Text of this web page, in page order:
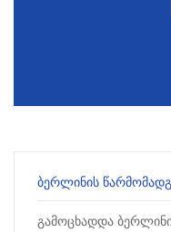
გამოცხადდა